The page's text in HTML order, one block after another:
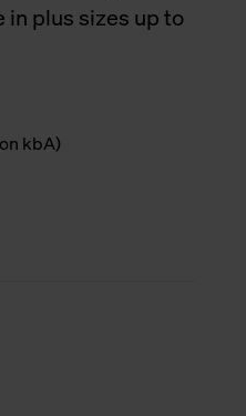
plus sizes up to
kbA)